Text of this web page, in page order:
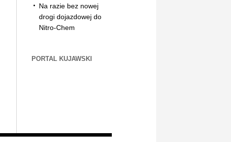
Na razie bez nowej
drogi dojazdowej do
Nitro-Chem
PORTAL KUJAWSKI